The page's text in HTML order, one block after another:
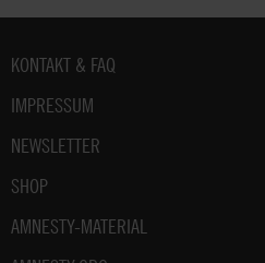
Fußbereich
KONTAKT & FAQ
IMPRESSUM
NEWSLETTER
SHOP
AMNESTY-MATERIAL